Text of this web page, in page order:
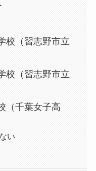
校（習志野市立
校（習志野市立
（千葉女子高
い